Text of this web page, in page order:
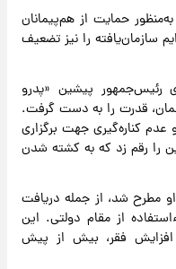
حمایت از هم‌پیمانان
سازمان‌یافته را نیز تضعیف
پس از برکناری رئیس‌جمهور پیشین «پدرو
قدرت را به دست گرفت.
عدم کناره‌گیری جهت برگزاری
را رقم زد که به کشته شدن
او مطرح شد، از جمله دریافت
از مقام دولتی. این
افزایش فقر، بیش از پیش